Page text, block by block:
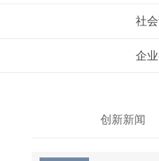
社
企
创新新闻